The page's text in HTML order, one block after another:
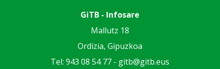
GiTB - Infosare
Mallutz 18
Ordizia, Gipuzkoa
Tel: 943 08 54 77 - gitb@gitb.eus